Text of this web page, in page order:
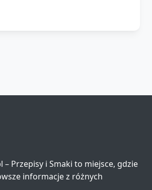
– Przepisy i Smaki to miejsce, gdzie
informacje z różnych